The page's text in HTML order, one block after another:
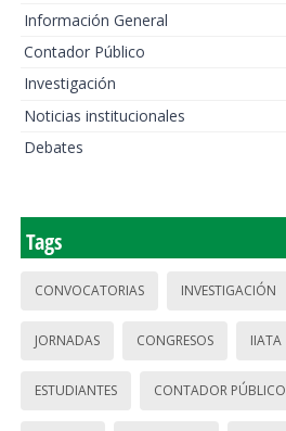
Información General
Contador Público
Investigación
Noticias institucionales
Debates
Tags
CONVOCATORIAS INVESTIGACIÓN
JORNADAS CONGRESOS IIATA
ESTUDIANTES CONTADOR PÚBLICO